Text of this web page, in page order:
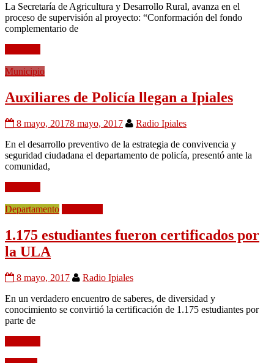
La Secretaría de Agricultura y Desarrollo Rural, avanza en el
proceso de supervisión al proyecto: “Conformación del fondo
complementario de
Municipio
Auxiliares de Policía llegan a Ipiales
8 mayo, 20178 mayo, 2017
Radio Ipiales
En el desarrollo preventivo de la estrategia de convivencia y
seguridad ciudadana el departamento de policía, presentó ante la
comunidad,
Departamento
1.175 estudiantes fueron certificados por
la ULA
8 mayo, 2017
Radio Ipiales
En un verdadero encuentro de saberes, de diversidad y
conocimiento se convirtió la certificación de 1.175 estudiantes por
parte de